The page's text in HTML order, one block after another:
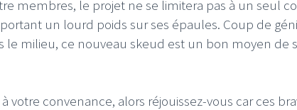
membres, le projet ne se limitera pas à un seul
un lourd poids sur ses épaules. Coup de
milieu, ce nouveau skeud est un bon moyen de
convenance, alors réjouissez-vous car ces